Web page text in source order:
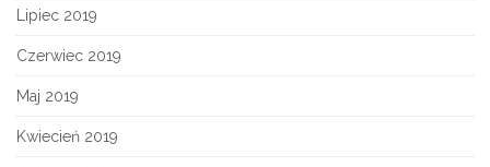
Lipiec 2019
Czerwiec 2019
Maj 2019
Kwiecień 2019